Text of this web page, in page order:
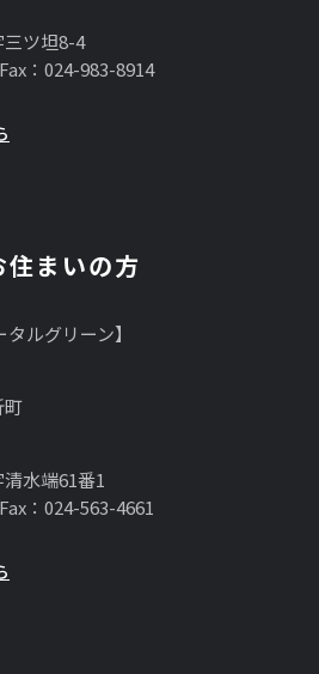
ツ坦8-4
：024-983-8914
まいの方
ルグリーン】
町
水端61番1
：024-563-4661